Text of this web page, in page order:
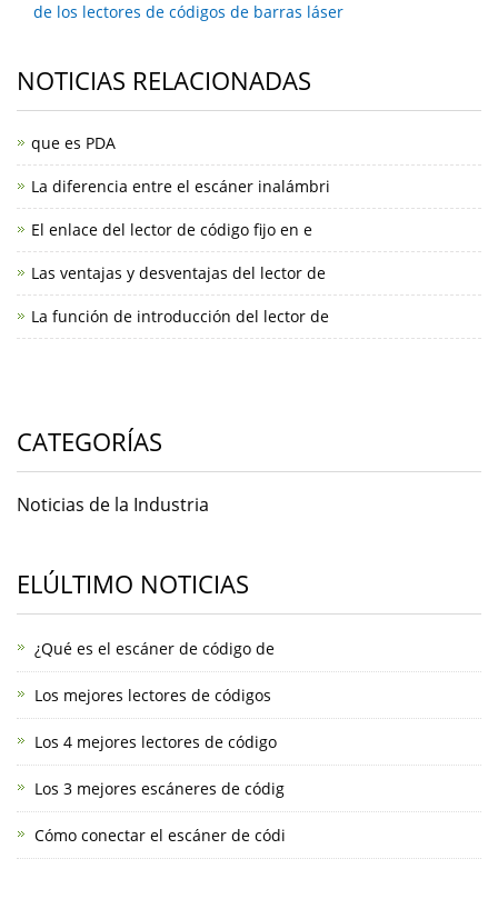
de los lectores de códigos de barras láser
NOTICIAS RELACIONADAS
que es PDA
La diferencia entre el escáner inalámbri
El enlace del lector de código fijo en e
Las ventajas y desventajas del lector de
La función de introducción del lector de
CATEGORÍAS
Noticias de la Industria
ELÚLTIMO NOTICIAS
¿Qué es el escáner de código de
Los mejores lectores de códigos
Los 4 mejores lectores de código
Los 3 mejores escáneres de códig
Cómo conectar el escáner de códi